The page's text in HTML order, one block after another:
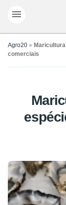
Agro20 »
comerciais